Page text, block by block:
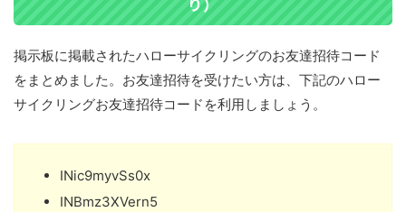
掲示板に掲載されたハローサイクリングのお友達招待コード
をまとめました。お友達招待を受けたい方は、下記のハロー
サイクリングお友達招待コードを利用しましょう。
INic9myvSs0x
INBmz3XVern5